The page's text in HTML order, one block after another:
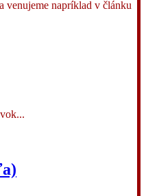
venujeme napríklad v článku